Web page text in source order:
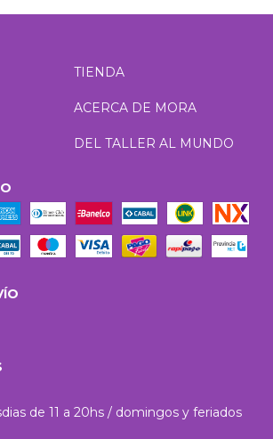
TIENDA
ACERCA DE MORA
DEL TALLER AL MUNDO
de 11 a 20hs / domingos y feriados